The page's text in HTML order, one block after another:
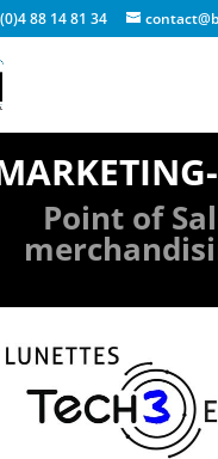
88 14 81 34
Point of